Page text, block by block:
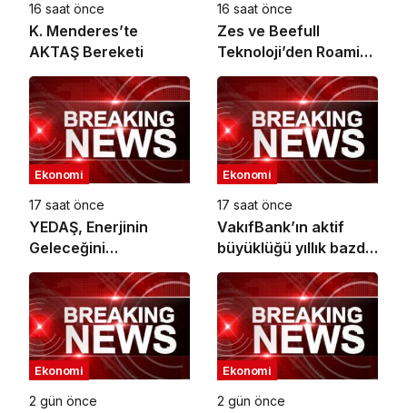
16 saat önce
K. Menderes’te
AKTAŞ Bereketi
16 saat önce
Zes ve Beefull
Teknoloji’den Roaming
İş Birliği
Ekonomi
17 saat önce
YEDAŞ, Enerjinin
Geleceğini
Şekillendirecek Genç
Yetenekleri Arıyor
Ekonomi
17 saat önce
VakıfBank’ın aktif
büyüklüğü yıllık bazda
yüzde 28 artışla 5,8
trilyon TL’yi aştı
Ekonomi
2 gün önce
Ekonomi
2 gün önce